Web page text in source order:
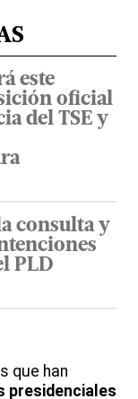
este
oficial
del TSE y
consulta y
PLD
que han
presidenciales